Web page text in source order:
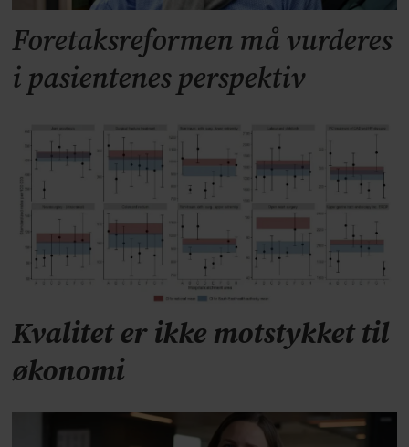
Foretaksreformen må vurderes
i pasientenes perspektiv
Kvalitet er ikke motstykket til
økonomi